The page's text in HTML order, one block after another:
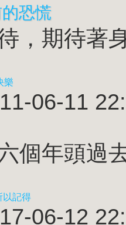
恐慌
，期待著
樂
06-11
個年頭過
以記得
06-12